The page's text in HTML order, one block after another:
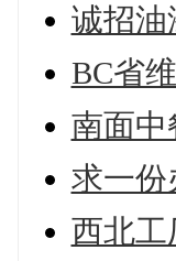
诚招油
BC省
南面中
求一份
西北工